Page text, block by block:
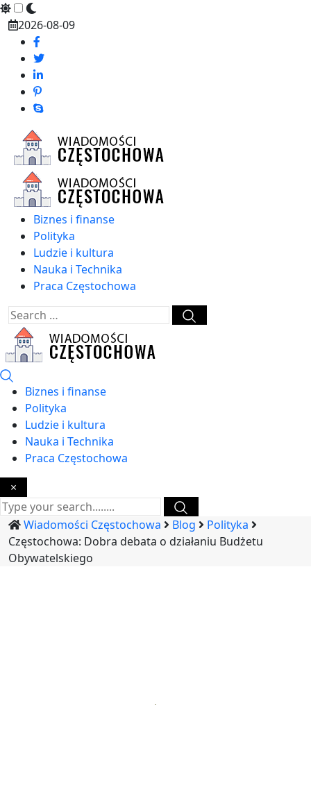
Skip
content
2026-08-09
Biznes i finanse
Polityka
Ludzie i kultura
Nauka i Technika
Praca Częstochowa
Biznes i finanse
Polityka
Ludzie i kultura
Nauka i Technika
Praca Częstochowa
×
Wiadomości Częstochowa Blog
Polityka
Częstochowa: Dobra debata o działaniu Budżetu
Obywatelskiego